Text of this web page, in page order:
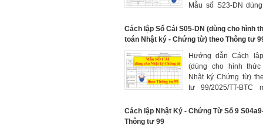
Mẫu số S23-DN
doanh nghiệp, tình
nguyên giá và giá trị
TSCĐ
Cách lập Sổ Cái S05-DN (dùng cho hình
toán Nhật ký - Chứng từ) theo Thông tư
Hướng dẫn Cách
(dùng cho hình
Nhật ký Chứng từ)
tư 99/2025/TT-BTC
toán tổng hợp mở
Cách lập Nhật Ký - Chứng Từ Số 9
Thông tư 99